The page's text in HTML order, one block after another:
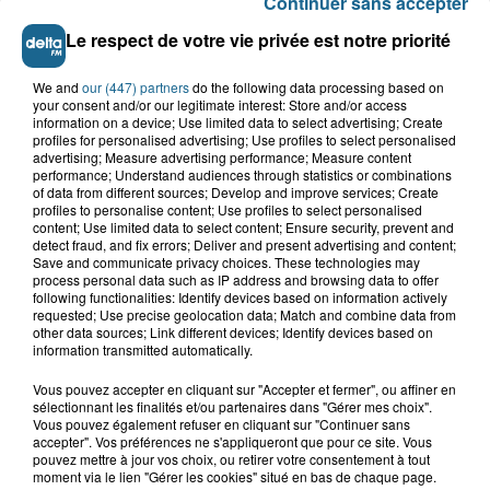
Saint-Omer : un enfant gravement brûlé
après l'explosion d'un jouet...
Lucas s'en est allé brutalement...
Valérie, 46 ans, portée disparue
Le respect de votre vie privée est notre priorité
We and our (447) partnersdo the following data processing based on
your consent and/or our legitimate interest: Store and/or access
information on a device; Use limited data to select advertising; Create
profiles for personalised advertising; Use profiles to select personalised
advertising; Measure advertising performance; Measure content
performance; Understand audiences through statistics or combinations
of data from different sources; Develop and improve services; Create
profiles to personalise content; Use profiles to select personalised
content; Use limited data to select content; Ensure security, prevent and
detect fraud, and fix errors; Deliver and present advertising and content;
Save and communicate privacy choices. These technologies may
process personal data such as IP address and browsing data to offer
following functionalities: Identify devices based on information actively
requested; Use precise geolocation data; Match and combine data from
other data sources; Link different devices; Identify devices based on
information transmitted automatically.
Vous pouvez accepter en cliquant sur "Accepter et fermer", ou affiner en
sélectionnant les finalités et/ou partenaires dans "Gérer mes choix".
Vous pouvez également refuser en cliquant sur "Continuer sans
accepter". Vos préférences ne s'appliqueront que pour ce site. Vous
pouvez mettre à jour vos choix, ou retirer votre consentement à tout
moment via le lien "Gérer les cookies" situé en bas de chaque page.